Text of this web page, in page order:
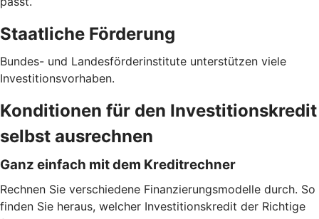
Staatliche Förderung
Bundes- und Landesförderinstitute unterstützen viele
Investitionsvorhaben.
Konditionen für den Investitionskredit
selbst ausrechnen
Ganz einfach mit dem Kreditrechner
Rechnen Sie verschiedene Finanzierungsmodelle durch. So
finden Sie heraus, welcher Investitionskredit der Richtige